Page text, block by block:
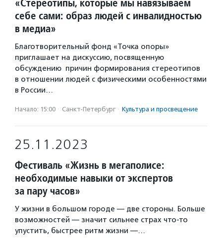
«Стереотипы, которые мы навязываем
себе сами: образ людей с инвалидностью
в медиа»
Благотворительный фонд «Точка опоры»
приглашает на дискуссию, посвященную
обсуждению причин формирования стереотипов
в отношении людей с физическими особенностями
в России…
Начало: 15:00 · Санкт-Петербург · Культура и просвещение
25.11.2023
Фестиваль «Жизнь в мегаполисе:
необходимые навыки от экспертов
за пару часов»
У жизни в большом городе — две стороны. Больше
возможностей — значит сильнее страх что-то
упустить, быстрее ритм жизни —…